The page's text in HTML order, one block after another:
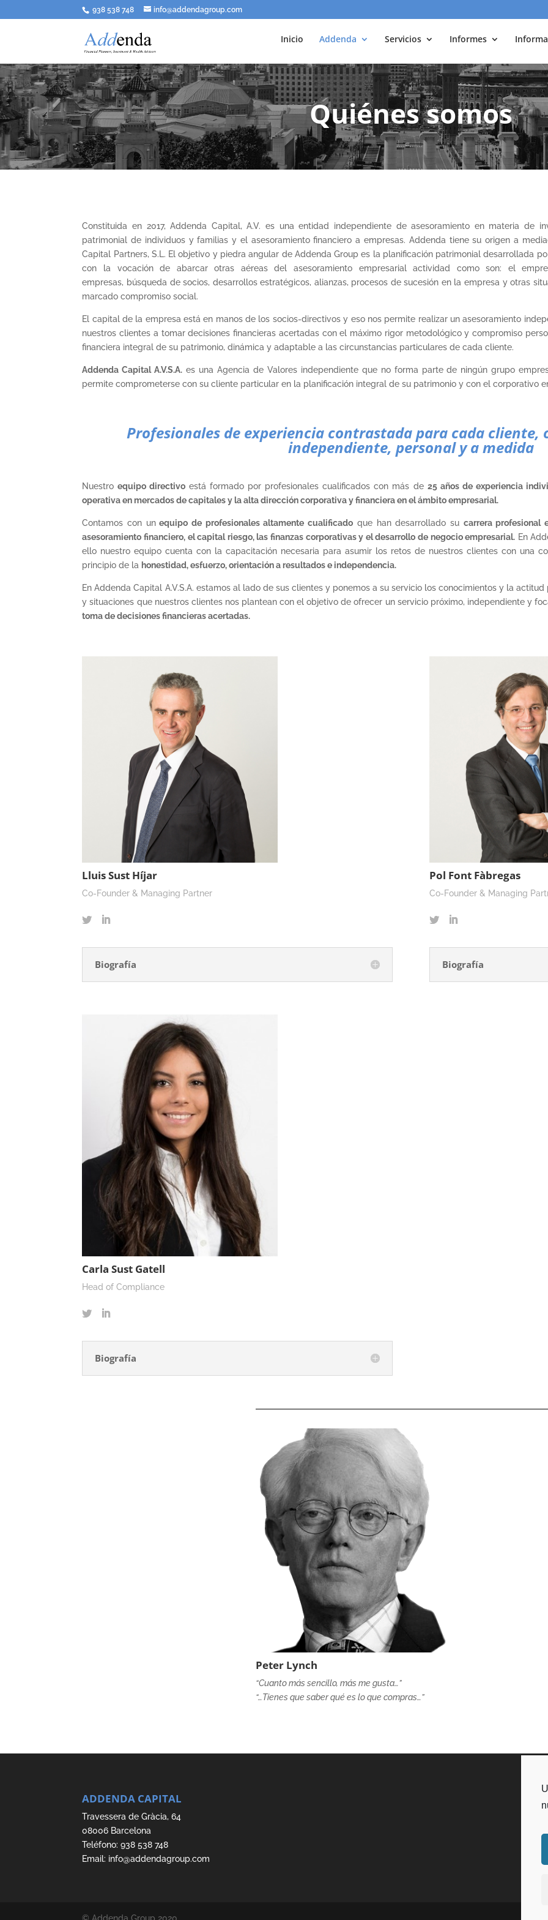
938 538 748 info@addendagroup.com
Inicio Addenda Servicios Informes
Quiénes somos
Constituida en 2017, Addenda Capital, A.V. es una entidad independiente de asesoramiento en materia de
patrimonial de individuos y familias y el asesoramiento financiero a empresas. Addenda tiene su origen a
Capital Partners, S.L. El objetivo y piedra angular de Addenda Group es la planificación patrimonial desarrollada
con la vocación de abarcar otras aéreas del asesoramiento empresarial actividad como son: el
empresas, búsqueda de socios, desarrollos estratégicos, alianzas, procesos de sucesión en la empresa y otras
marcado compromiso social.
El capital de la empresa está en manos de los socios-directivos y eso nos permite realizar un asesoramiento
nuestros clientes a tomar decisiones financieras acertadas con el máximo rigor metodológico y compromiso
financiera integral de su patrimonio, dinámica y adaptable a las circunstancias particulares de cada cliente.
Addenda Capital A.V.S.A. es una Agencia de Valores independiente que no forma parte de ningún grupo
permite comprometerse con su cliente particular en la planificación integral de su patrimonio y con el corporativo
Profesionales de experiencia contrastada para cada cliente,
independiente, personal y a medida
Nuestroequipo directivo está formado por profesionales cualificados con más de 25 años de experiencia
operativa en mercados de capitales y la alta dirección corporativa y financiera en el ámbito empresarial.
Contamos con unequipo de profesionales altamente cualificado que han desarrollado su carrera profesional
asesoramiento financiero, el capital riesgo, las finanzas corporativas y el desarrollo de negocio empresarial. En
ello nuestro equipo cuenta con la capacitación necesaria para asumir los retos de nuestros clientes con una
principio de la honestidad, esfuerzo, orientación a resultados e independencia.
En Addenda Capital A.V.S.A. estamos al lado de sus clientes y ponemos a su servicio los conocimientos y la
y situaciones que nuestros clientes nos plantean con el objetivo de ofrecer un servicio próximo, independiente y
toma de decisiones financieras acertadas.
Lluis Sust Híjar
Co-Founder & Managing Partner
Biografía
Pol Font Fàbregas
Co-Founder & Managing
Biografía
Carla Sust Gatell
Head of Compliance
Biografía
Peter Lynch
“Cuanto más sencillo, más me gusta…”
“…Tienes que saber qué es lo que compras…”
ADDENDA CAPITAL
Travessera de Gràcia, 64
08006 Barcelona
Teléfono: 938 538 748
Email: info@addendagroup.com